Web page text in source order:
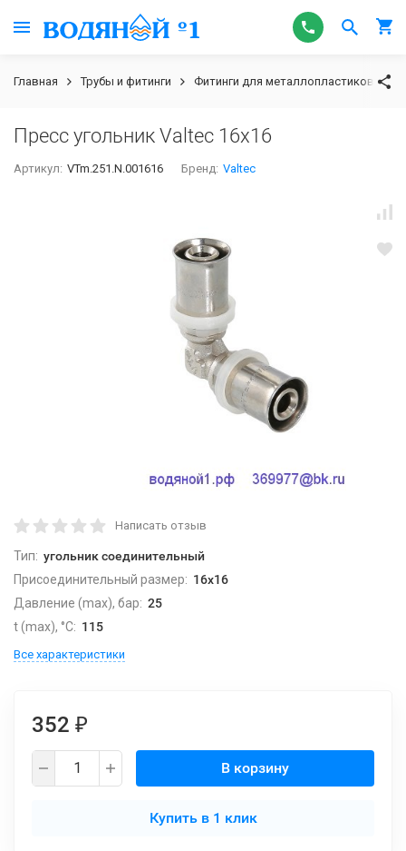
Главная Трубы и фитинги Фитинги для металлопластиковых
Пресс угольник Valtec 16х16
Артикул: VTm.251.N.001616 Бренд: Valtec
Написать отзыв
Тип: угольник соединительный
Присоединительный размер: 16х16
Давление (max), бар: 25
t (max), °С: 115
Все характеристики
352 ₽
В корзину
Купить в 1 клик